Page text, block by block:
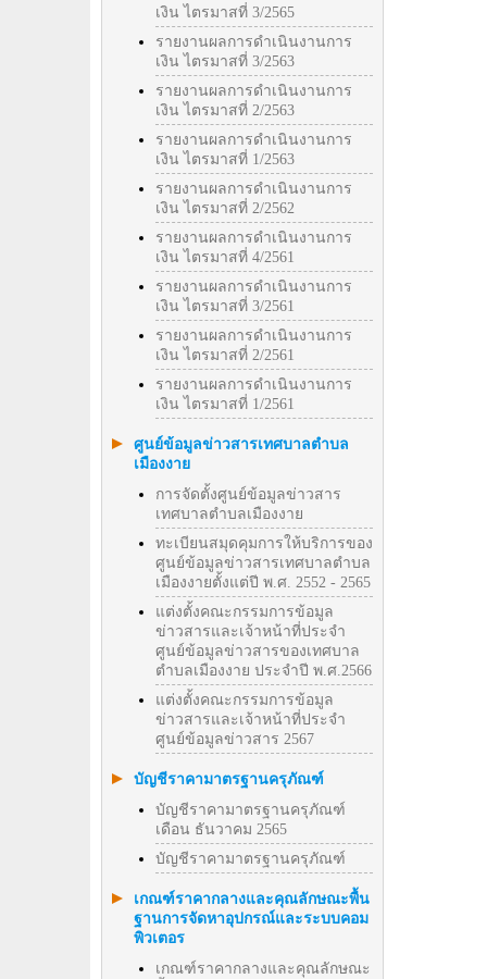
เงิน ไตรมาสที่ 3/2565
รายงานผลการดำเนินงานการ
เงิน ไตรมาสที่ 3/2563
รายงานผลการดำเนินงานการ
เงิน ไตรมาสที่ 2/2563
รายงานผลการดำเนินงานการ
เงิน ไตรมาสที่ 1/2563
รายงานผลการดำเนินงานการ
เงิน ไตรมาสที่ 2/2562
รายงานผลการดำเนินงานการ
เงิน ไตรมาสที่ 4/2561
รายงานผลการดำเนินงานการ
เงิน ไตรมาสที่ 3/2561
รายงานผลการดำเนินงานการ
เงิน ไตรมาสที่ 2/2561
รายงานผลการดำเนินงานการ
เงิน ไตรมาสที่ 1/2561
ศูนย์ข้อมูลข่าวสารเทศบาลตำบล
เมืองงาย
การจัดตั้งศูนย์ข้อมูลข่าวสาร
เทศบาลตำบลเมืองงาย
ทะเบียนสมุดคุมการให้บริการของ
ศูนย์ข้อมูลข่าวสารเทศบาลตำบล
เมืองงายตั้งแต่ปี พ.ศ. 2552 - 2565
แต่งตั้งคณะกรรมการข้อมูล
ข่าวสารและเจ้าหน้าที่ประจำ
ศูนย์ข้อมูลข่าวสารของเทศบาล
ตำบลเมืองงาย ประจำปี พ.ศ.2566
แต่งตั้งคณะกรรมการข้อมูล
ข่าวสารและเจ้าหน้าที่ประจำ
ศูนย์ข้อมูลข่าวสาร 2567
บัญชีราคามาตรฐานครุภัณฑ์
บัญชีราคามาตรฐานครุภัณฑ์
เดือน ธันวาคม 2565
บัญชีราคามาตรฐานครุภัณฑ์
เกณฑ์ราคากลางและคุณลักษณะพื้น
ฐานการจัดหาอุปกรณ์และระบบคอม
พิวเตอร
เกณฑ์ราคากลางและคุณลักษณะ